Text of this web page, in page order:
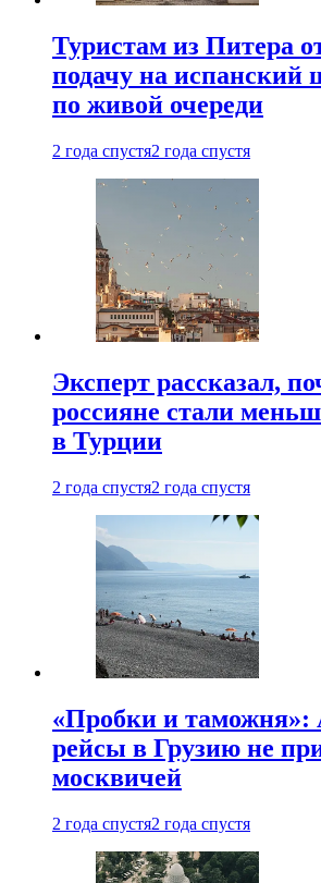
Туристам из Питера
подачу на испанский
по живой очереди
2 года спустя2 года спустя
Эксперт рассказал,
россияне стали
в Турции
2 года спустя2 года спустя
«Пробки и таможня»:
рейсы в Грузию не
москвичей
2 года спустя2 года спустя